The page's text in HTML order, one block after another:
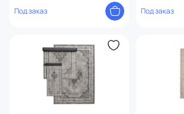
Под заказ
Под заказ
Тип материала